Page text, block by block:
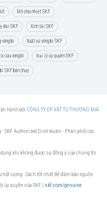
Mỡ chịu nhiệt SKF
đai SKF Xích tải SKF
vòng bi Xuất xứ vòng bi SKF
cứu vòng bi Đại lý ủy quyền SKF
SKF bán chạy
hành bởi CÔNG TY CP VẬT TƯ THƯƠNG MẠI
-SKF Authorized Distributor- Phân phối các
khi không được sự đồng ý của chúng tôi.
lượng. Cách tốt nhất để đảm bảo nguồn
ủy quyền của SKF | skf.com/genuine